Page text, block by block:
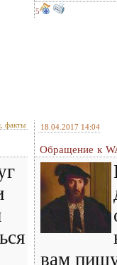
5
факты 18.04.2017 14:04
Обращение к
вам